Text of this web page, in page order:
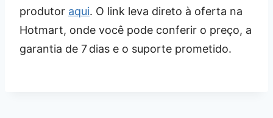
produtor aqui. O link leva direto à oferta na
Hotmart, onde você pode conferir o preço, a
garantia de 7 dias e o suporte prometido.